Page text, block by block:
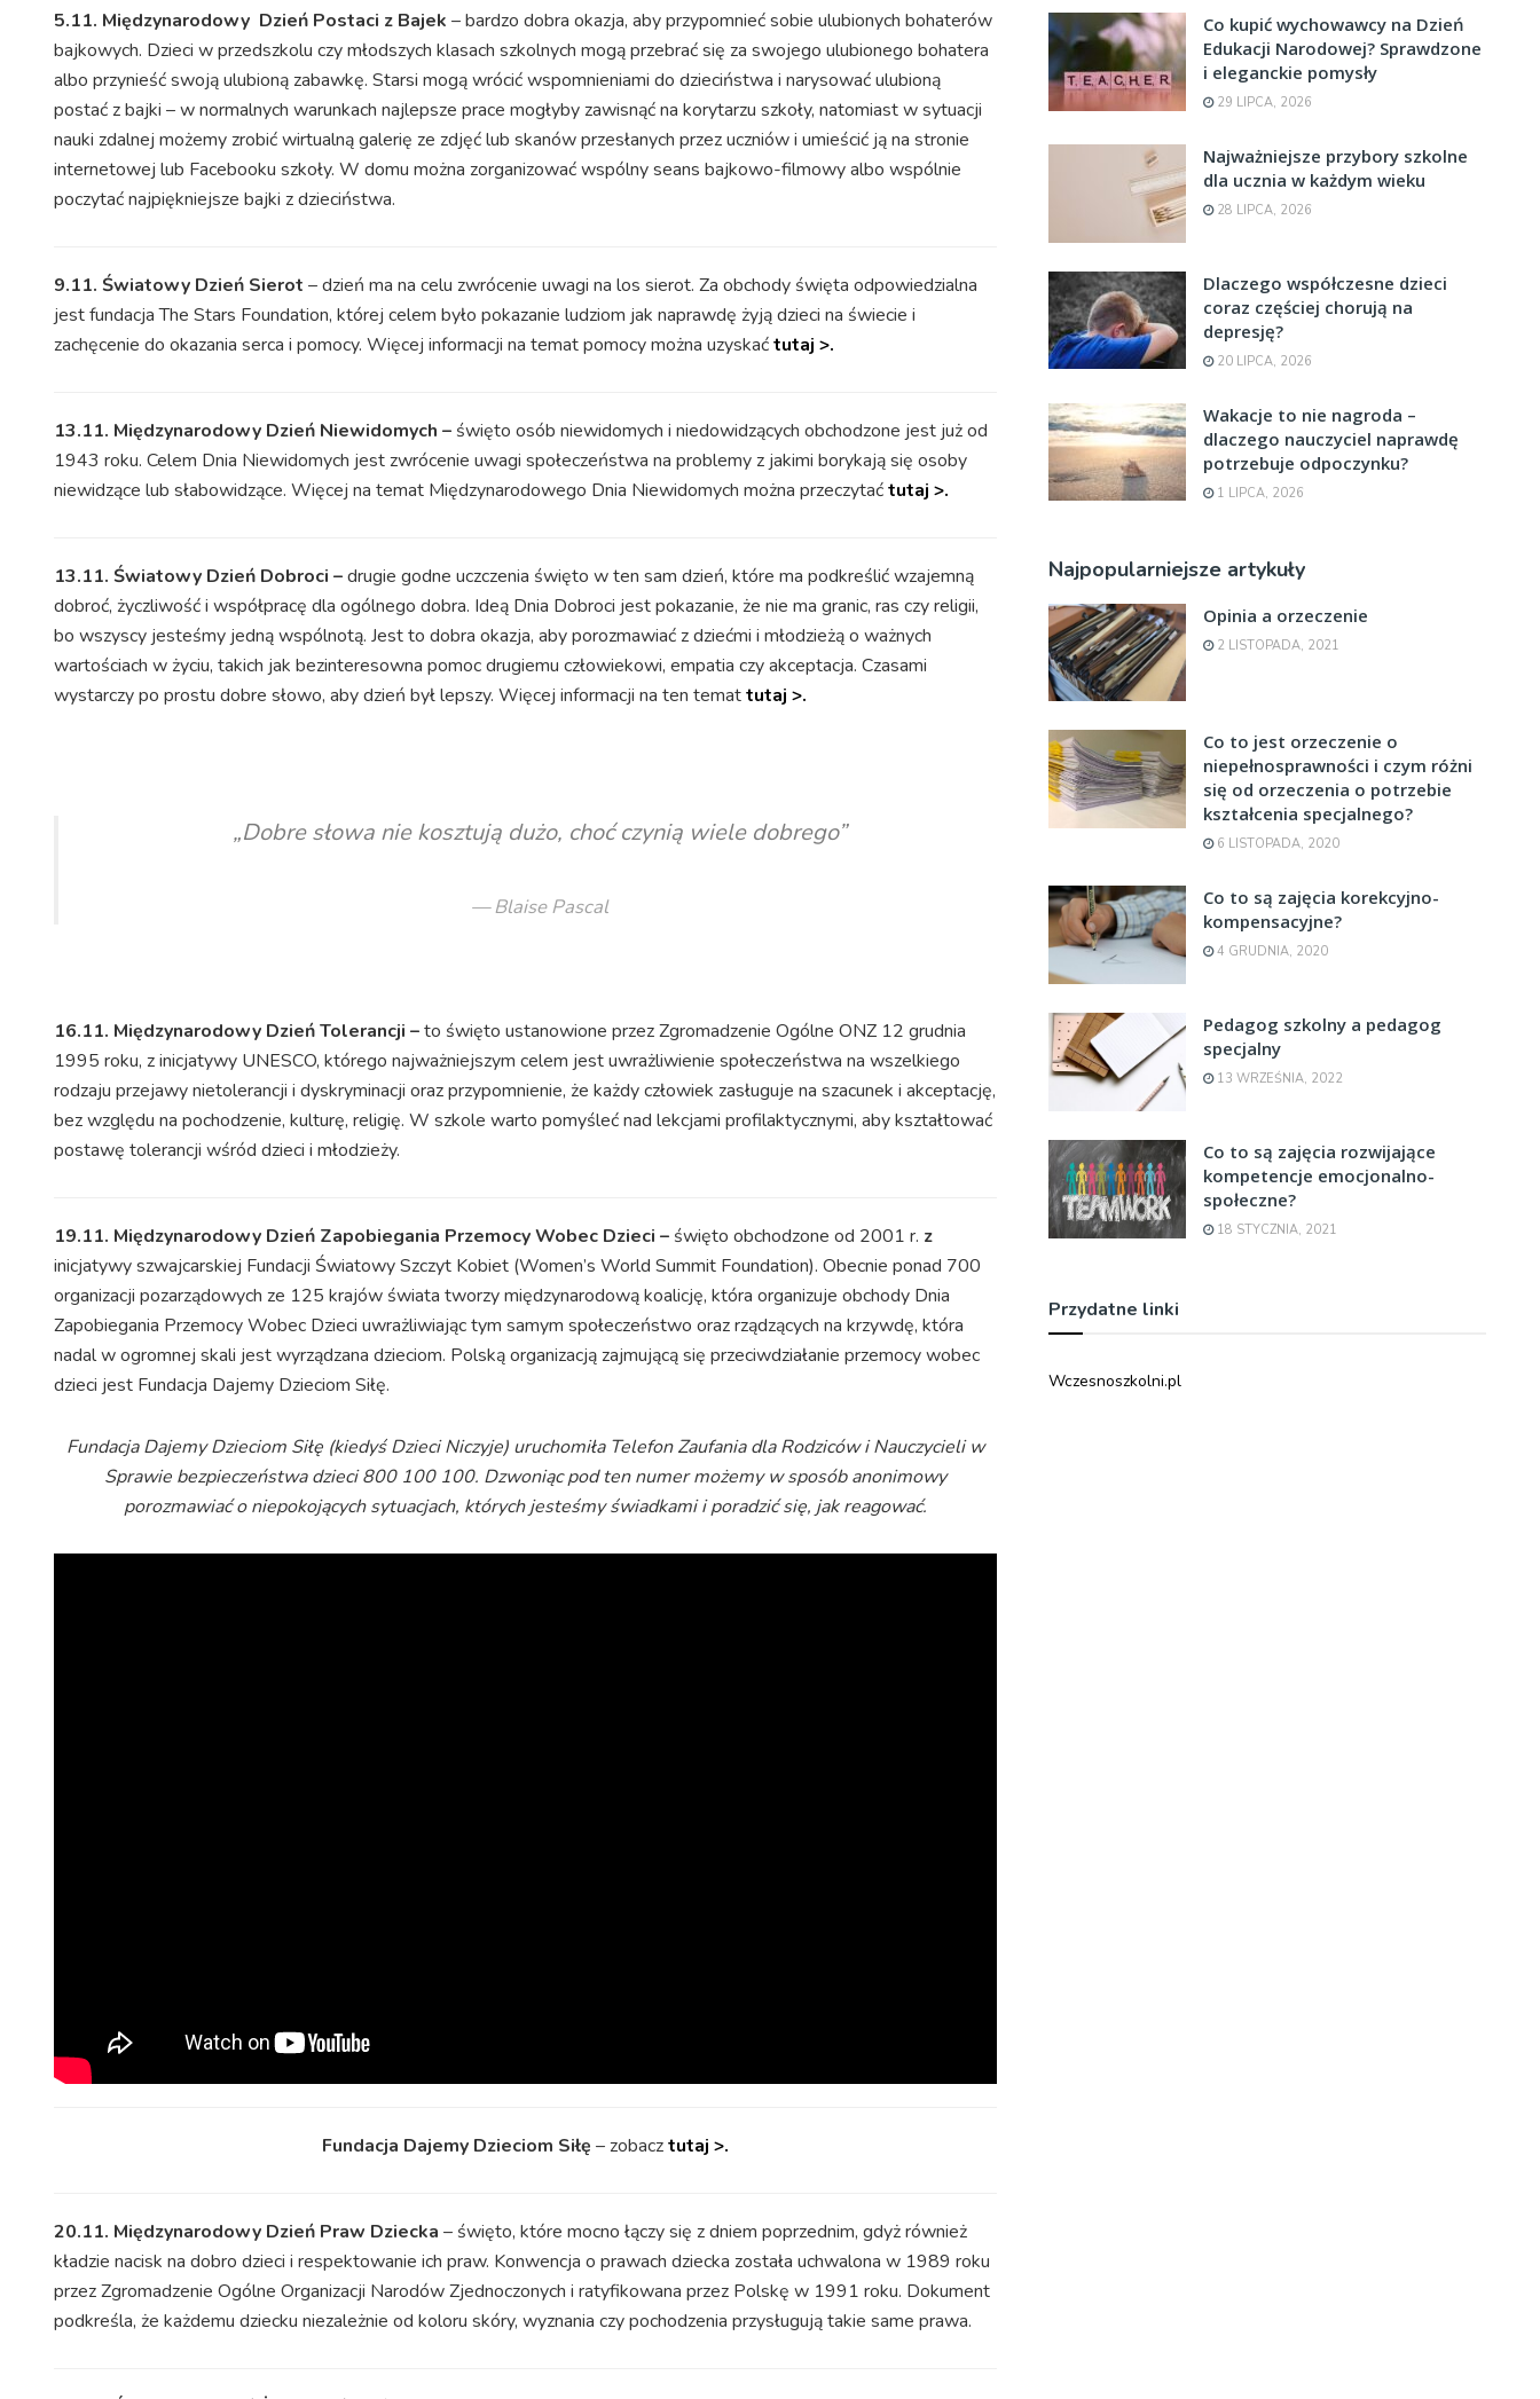
5.11. Międzynarodowy Dzień Postaci z Bajek – bardzo dobra okazja, aby przypomnieć sobie ulubionych bohaterów
bajkowych. Dzieci w przedszkolu czy młodszych klasach szkolnych mogą przebrać się za swojego ulubionego bohatera
albo przynieść swoją ulubioną zabawkę. Starsi mogą wrócić wspomnieniami do dzieciństwa i narysować ulubioną
postać z bajki – w normalnych warunkach najlepsze prace mogłyby zawisnąć na korytarzu szkoły, natomiast w sytuacji
nauki zdalnej możemy zrobić wirtualną galerię ze zdjęć lub skanów przesłanych przez uczniów i umieścić ją na stronie
internetowej lub Facebooku szkoły. W domu można zorganizować wspólny seans bajkowo-filmowy albo wspólnie
poczytać najpiękniejsze bajki z dzieciństwa.
9.11. Światowy Dzień Sierot – dzień ma na celu zwrócenie uwagi na los sierot. Za obchody święta odpowiedzialna
jest fundacja The Stars Foundation, której celem było pokazanie ludziom jak naprawdę żyją dzieci na świecie i
zachęcenie do okazania serca i pomocy. Więcej informacji na temat pomocy można uzyskaćtutaj >.
13.11. Międzynarodowy Dzień Niewidomych – święto osób niewidomych i niedowidzących obchodzone jest już od
1943 roku. Celem Dnia Niewidomych jest zwrócenie uwagi społeczeństwa na problemy z jakimi borykają się osoby
niewidzące lub słabowidzące. Więcej na temat Międzynarodowego Dnia Niewidomych można przeczytaćtutaj >.
13.11. Światowy Dzień Dobroci –drugie godne uczczenia święto w ten sam dzień, które ma podkreślić wzajemną
dobroć, życzliwość i współpracę dla ogólnego dobra. Ideą Dnia Dobroci jest pokazanie, że nie ma granic, ras czy religii,
bo wszyscy jesteśmy jedną wspólnotą. Jest to dobra okazja, aby porozmawiać z dziećmi i młodzieżą o ważnych
wartościach w życiu, takich jak bezinteresowna pomoc drugiemu człowiekowi, empatia czy akceptacja. Czasami
wystarczy po prostu dobre słowo, aby dzień był lepszy. Więcej informacji na ten temattutaj >.
„Dobre słowa nie kosztują dużo, choć czynią wiele dobrego”
Blaise Pascal
16.11. Międzynarodowy Dzień Tolerancji –to święto ustanowione przez Zgromadzenie Ogólne ONZ 12 grudnia
1995 roku, z inicjatywy UNESCO, którego najważniejszym celem jest uwrażliwienie społeczeństwa na wszelkiego
rodzaju przejawy nietolerancji i dyskryminacji oraz przypomnienie, że każdy człowiek zasługuje na szacunek i akceptację,
bez względu na pochodzenie, kulturę, religię. W szkole warto pomyśleć nad lekcjami profilaktycznymi, aby kształtować
postawę tolerancji wśród dzieci i młodzieży.
19.11. Międzynarodowy Dzień Zapobiegania Przemocy Wobec Dzieci – święto obchodzone od 2001 r. z
inicjatywy szwajcarskiej Fundacji Światowy Szczyt Kobiet (Women’s World Summit Foundation). Obecnie ponad 700
organizacji pozarządowych ze 125 krajów świata tworzy międzynarodową koalicję, która organizuje obchody Dnia
Zapobiegania Przemocy Wobec Dzieci uwrażliwiając tym samym społeczeństwo oraz rządzących na krzywdę, która
nadal w ogromnej skali jest wyrządzana dzieciom. Polską organizacją zajmującą się przeciwdziałanie przemocy wobec
dzieci jest Fundacja Dajemy Dzieciom Siłę.
Fundacja Dajemy Dzieciom Siłę (kiedyś Dzieci Niczyje) uruchomiła Telefon Zaufania dla Rodziców i Nauczycieli w
Sprawie bezpieczeństwa dzieci 800 100 100. Dzwoniąc pod ten numer możemy w sposób anonimowy
porozmawiać o niepokojących sytuacjach, których jesteśmy świadkami i poradzić się, jak reagować.
Fundacja Dajemy Dzieciom Siłę – zobacztutaj >.
20.11. Międzynarodowy Dzień Praw Dziecka – święto, które mocno łączy się z dniem poprzednim, gdyż również
kładzie nacisk na dobro dzieci i respektowanie ich praw. Konwencja o prawach dziecka została uchwalona w 1989 roku
przez Zgromadzenie Ogólne Organizacji Narodów Zjednoczonych i ratyfikowana przez Polskę w 1991 roku. Dokument
podkreśla, że każdemu dziecku niezależnie od koloru skóry, wyznania czy pochodzenia przysługują takie same prawa.
Co kupić wychowawcy na Dzień
Edukacji Narodowej? Sprawdzone
i eleganckie pomysły
29 LIPCA, 2026
Najważniejsze przybory szkolne
dla ucznia w każdym wieku
28 LIPCA, 2026
Dlaczego współczesne dzieci
coraz częściej chorują na
depresję?
20 LIPCA, 2026
Wakacje to nie nagroda –
dlaczego nauczyciel naprawdę
potrzebuje odpoczynku?
1 LIPCA, 2026
Najpopularniejsze artykuły
Opinia a orzeczenie
2 LISTOPADA, 2021
Co to jest orzeczenie o
niepełnosprawności i czym różni
się od orzeczenia o potrzebie
kształcenia specjalnego?
6 LISTOPADA, 2020
Co to są zajęcia korekcyjno-
kompensacyjne?
4 GRUDNIA, 2020
Pedagog szkolny a pedagog
specjalny
13 WRZEŚNIA, 2022
Co to są zajęcia rozwijające
kompetencje emocjonalno-
społeczne?
18 STYCZNIA, 2021
Przydatne linki
Wczesnoszkolni.pl